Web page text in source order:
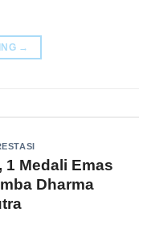
→
1 Medali Emas
Dharma